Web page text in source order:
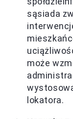
sąsiada
może
lokatora.